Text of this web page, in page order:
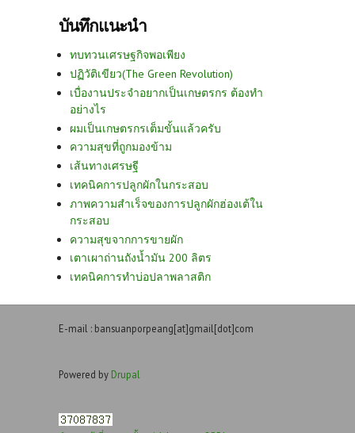
บันทึกแนะนำ
ทบทวนเศรษฐกิจพอเพียง
ปฏิวัติเขียว(The Green Revolution)
เบื่องานประจำอยากเป็นเกษตรกร ต้องทำ
อย่างไร
ผมเป็นเกษตรกรเต็มขั้นแล้วครับ
ความสุขที่ถูกมองข้าม
เส้นทางเศรษฐี
เทคนิคการปลูกผักในกระสอบ
ภาพความสำเร็จของการปลูกผักฮ่องเต้ใน
กระสอบ
ความสุขจากการขายผัก
เตาเผาถ่านถังน้ำมัน 200 ลิตร
เทคนิคการทำบ่อปลาพลาสติก
E-mail : bansuanporpeang[at]gmail[dot]com
Powered by Drupal